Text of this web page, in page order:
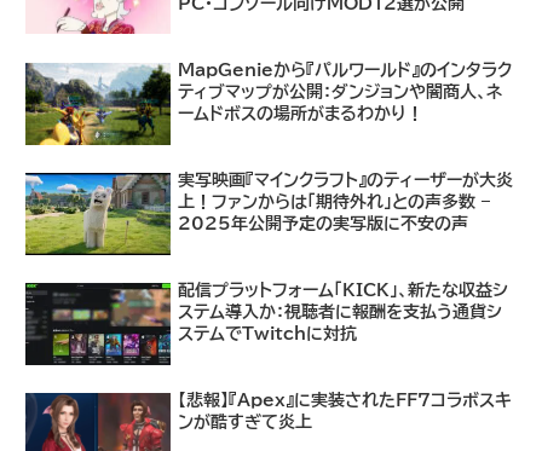
PC・コンソール向けMOD12選が公開
MapGenieから『パルワールド』のインタラク
ティブマップが公開：ダンジョンや闇商人、ネ
ームドボスの場所がまるわかり！
実写映画『マインクラフト』のティーザーが大炎
上！ファンからは「期待外れ」との声多数 –
2025年公開予定の実写版に不安の声
配信プラットフォーム「KICK」、新たな収益シ
ステム導入か：視聴者に報酬を支払う通貨シ
ステムでTwitchに対抗
【悲報】『Apex』に実装されたFF7コラボスキ
ンが酷すぎて炎上